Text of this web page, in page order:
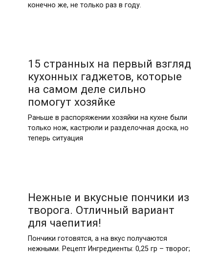
конечно же, не только раз в году.
15 странных на первый взгляд
кухонных гаджетов, которые
на самом деле сильно
помогут хозяйке
Раньше в распоряжении хозяйки на кухне были
только нож, кастрюли и разделочная доска, но
теперь ситуация
Нежные и вкусные пончики из
творога. Отличный вариант
для чаепития!
Пончики готовятся, а на вкус получаются
нежными. Рецепт Ингредиенты: 0,25 гр – творог;